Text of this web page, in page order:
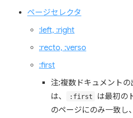
ページセレクタ
:left, :right
:recto, :verso
:first
注:複数ドキュメントの
は、
:first
は最初の
のページにのみ一致し、